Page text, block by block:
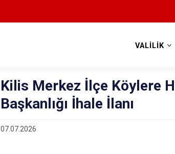
VALİLİK
Kilis Merkez İlçe Köylere
Başkanlığı İhale İlanı
07.07.2026